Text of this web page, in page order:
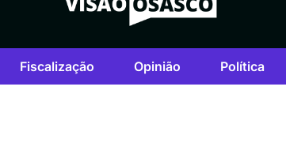
Fiscalização Opinião Política